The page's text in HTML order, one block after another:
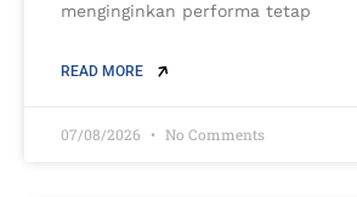
menginginkan performa tetap
READ MORE
07/08/2026 No Comments